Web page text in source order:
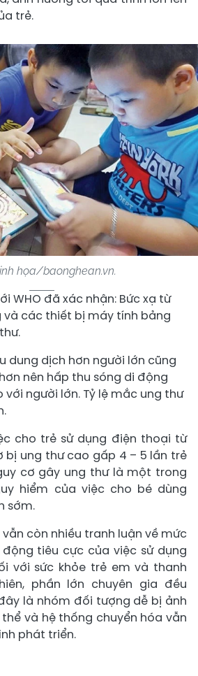
trẻ.
họa/baonghean.vn.
WHO đã xác nhận: Bức xạ từ
các thiết bị máy tính bảng
dung dịch hơn người lớn cũng
nên hấp thu sóng di động
với người lớn. Tỷ lệ mắc ung thư
cho trẻ sử dụng điện thoại từ
bị ung thư cao gấp 4 – 5 lần trẻ
cơ gây ung thư là một trong
hiểm của việc cho bé dùng
sớm.
còn nhiều tranh luận về mức
tiêu cực của việc sử dụng
với sức khỏe trẻ em và thanh
phần lớn chuyên gia đều
là nhóm đối tượng dễ bị ảnh
và hệ thống chuyển hóa vẫn
phát triển.